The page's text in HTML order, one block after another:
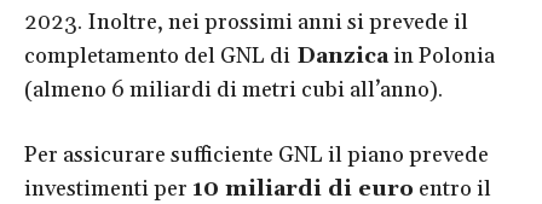
2023. Inoltre, nei prossimi anni si prevede il
completamento del GNL di Danzicain Polonia
(almeno 6 miliardi di metri cubi all’anno).
Per assicurare sufficiente GNL il piano prevede
investimenti per 10 miliardi di euro entro il